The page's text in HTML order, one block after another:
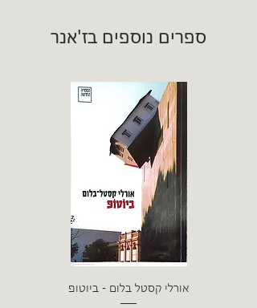
ספרים נוספים בז'אנר
אורלי קסטל בלום - ביוטופ